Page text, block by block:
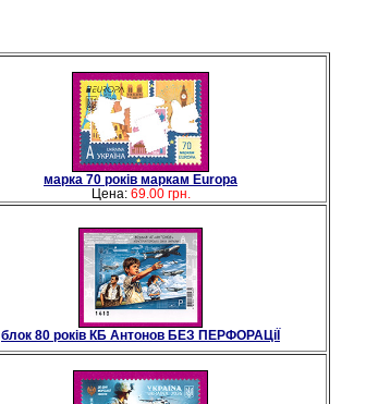
марка 70 рокiв маркам Europa
Цена: 69.00 грн.
блок 80 рокiв КБ Антонов БЕЗ ПЕРФОРАЦiЇ